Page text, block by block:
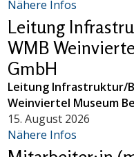
Nähere Infos
Leitung
WMB
GmbH
Leitung Infrastruktur/
Weinviertel Museum
15. August 2026
Nähere Infos